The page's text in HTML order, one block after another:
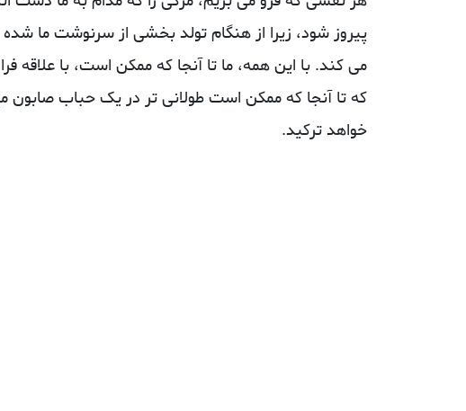
پیروز شود، زیرا از هنگام تولد بخشی از سرنوشت ما
می کند. با این همه، ما تا آنجا که ممکن است، با علاقه
که تا آنجا که ممکن است طولانی‌ تر در یک حباب صابون
خواهد ترکید.